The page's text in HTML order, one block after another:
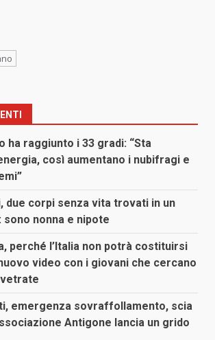
ha raggiunto i 33 gradi: “Sta
così aumentano i nubifragi e
due corpi senza vita trovati in un
sono nonna e nipote
perché l’Italia non potrà costituirsi
video con i giovani che cercano
emergenza sovraffollamento, scia
Antigone lancia un grido